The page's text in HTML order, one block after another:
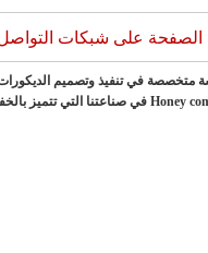
على شبكات التواصل
في تنفيذ وتصميم الديكورات